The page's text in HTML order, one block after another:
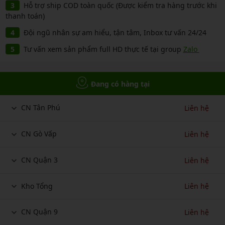
Hỗ trợ ship COD toàn quốc (Được kiểm tra hàng trước khi
thanh toán)
Đội ngũ nhân sự am hiểu, tận tâm, Inbox tư vấn 24/24
Tư vấn xem sản phẩm full HD thực tế tại group Zalo
Đang có hàng tại
CN Tân Phú Liên hệ
CN Gò Vấp Liên hệ
CN Quận 3 Liên hệ
Kho Tổng Liên hệ
CN Quận 9 Liên hệ